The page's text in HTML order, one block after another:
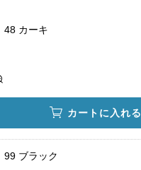
48 カーキ
カートに入れる
99 ブラック